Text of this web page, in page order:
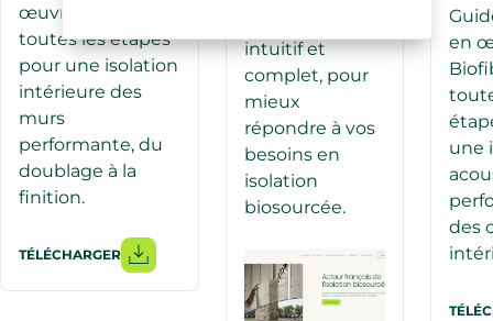
œuvre Biofib trio :
toutes les étapes
pour une isolation
intérieure des
murs
performante, du
doublage à la
finition.
TÉLÉCHARGER
intuitif et
complet, pour
mieux
répondre à vos
besoins en
isolation
biosourcée.
en
une
des